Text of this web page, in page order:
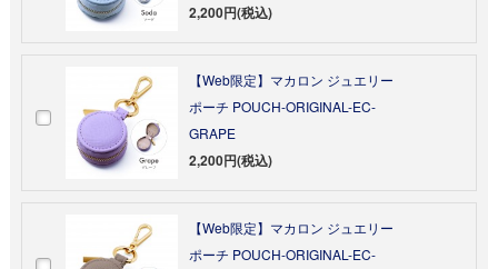
2,200円(税込)
【Web限定】マカロン ジュエリー
ポーチ POUCH-ORIGINAL-EC-
GRAPE
2,200円(税込)
【Web限定】マカロン ジュエリー
ポーチ POUCH-ORIGINAL-EC-